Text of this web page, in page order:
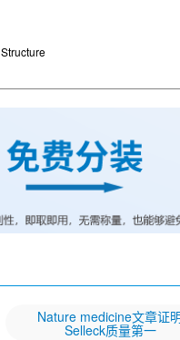
Nature medicine文章证
Selleck质量第一